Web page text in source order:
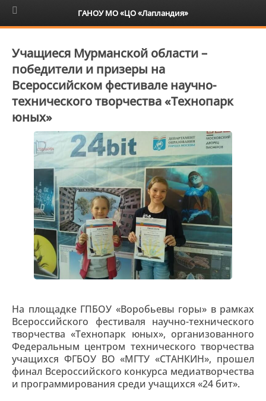
6+
Учащиеся Мурманской области –
победители и призеры на
Всероссийском фестивале научно-
технического творчества «Технопарк
юных»
На площадке ГПБОУ «Воробьевы горы» в рамках
Всероссийского фестиваля научно-технического
творчества «Технопарк юных», организованного
Федеральным центром технического творчества
учащихся ФГБОУ ВО «МГТУ «СТАНКИН», прошел
финал Всероссийского конкурса медиатворчества
и программирования среди учащихся «24 бит».
ГАНОУ МО «ЦО «Лапландия»